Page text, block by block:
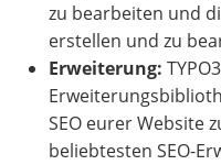
zu bearbeiten und
erstellen und zu
Erweiterung:
SEO eurer Website
beliebtesten SEO-